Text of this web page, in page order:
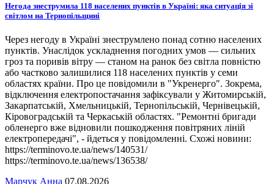
Негода знеструмила 118 населених пунктів в Україні: яка ситуація зі
світлом на Тернопільщині
Через негоду в Україні знеструмлено понад сотню населених
пунктів. Унаслідок ускладнення погодних умов — сильних
гроз та поривів вітру — станом на ранок без світла повністю
або частково залишилися 118 населених пунктів у семи
областях країни. Про це повідомили в "Укренерго". Зокрема,
відключення електропостачання зафіксували у Житомирській,
Закарпатській, Хмельницькій, Тернопільській, Чернівецькій,
Кіровоградській та Черкаській областях. "Ремонтні бригади
обленерго вже відновили пошкодження повітряних ліній
електропередачі", - йдеться у повідомленні. Схожі новини:
https://terminovo.te.ua/news/140531/
https://terminovo.te.ua/news/136538/
Марчук Анна 07.08.2026